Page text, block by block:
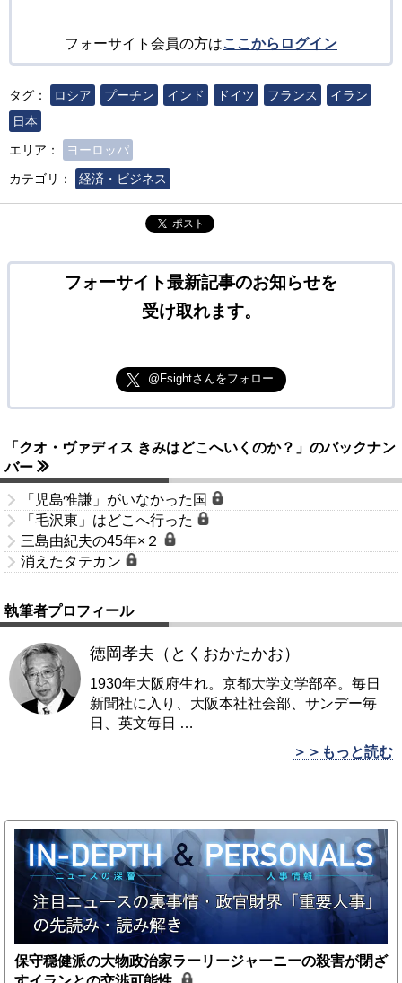
フォーサイト会員の方はここからログイン
タグ： ロシア プーチン インド ドイツ フランス
イラン
日本
エリア：
ヨーロッパ
カテゴリ：
経済・ビジネス
ポスト
フォーサイト最新記事のお知らせを
受け取れます。
@Fsightさんをフォロー
「クオ・ヴァディス きみはどこへいくのか？」のバックナン
バー
「児島惟謙」がいなかった国
「毛沢東」はどこへ行った
三島由紀夫の45年×２
消えたタテカン
執筆者プロフィール
徳岡孝夫（とくおかたかお）
1930年大阪府生れ。京都大学文学部卒。毎日
新聞社に入り、大阪本社社会部、サンデー毎
日、英文毎日 …
＞＞もっと読む
保守穏健派の大物政治家ラーリージャーニーの殺害が閉ざ